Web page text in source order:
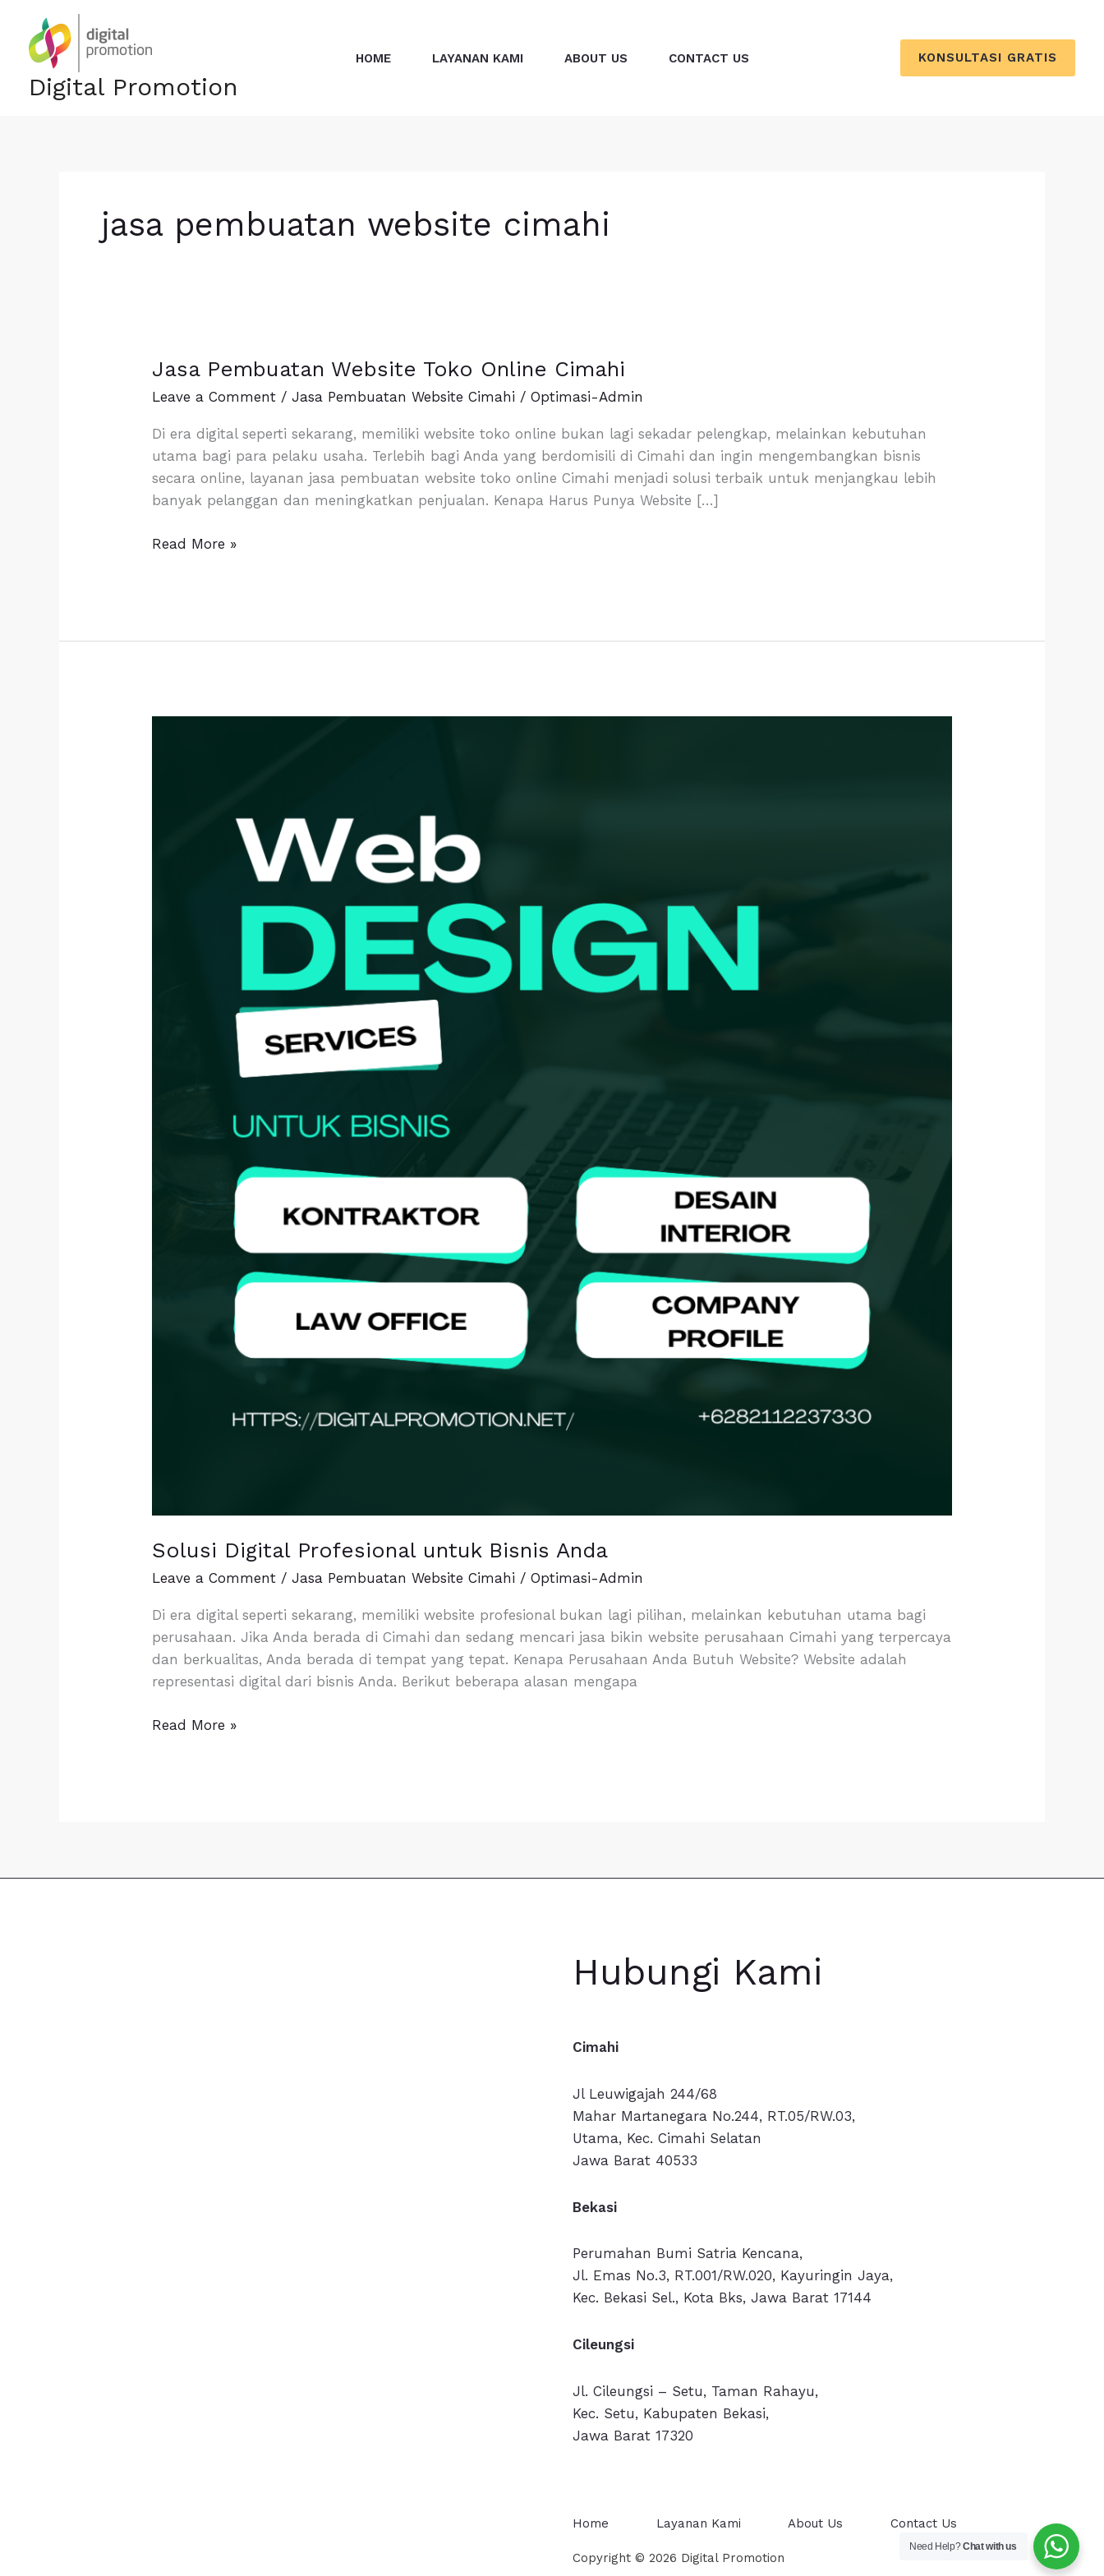
content
Digital Promotion
HOME LAYANAN KAMI ABOUT US CONTACT US KONSULTASI GRATIS
jasa pembuatan website cimahi
Jasa Pembuatan Website Toko Online Cimahi
Leave a Comment / Jasa Pembuatan Website Cimahi /Optimasi-Admin
Di era digital seperti sekarang, memiliki website toko online bukan lagi sekadar pelengkap, melainkan kebutuhan
utama bagi para pelaku usaha. Terlebih bagi Anda yang berdomisili di Cimahi dan ingin mengembangkan bisnis
secara online, layanan jasa pembuatan website toko online Cimahi menjadi solusi terbaik untuk menjangkau lebih
banyak pelanggan dan meningkatkan penjualan. Kenapa Harus Punya Website […]
Jasa
Toko
Online
Cimahi
Read More »
Solusi Digital Profesional untuk Bisnis Anda
Leave a Comment / Jasa Pembuatan Website Cimahi /Optimasi-Admin
Di era digital seperti sekarang, memiliki website profesional bukan lagi pilihan, melainkan kebutuhan utama bagi
perusahaan. Jika Anda berada di Cimahi dan sedang mencari jasa bikin website perusahaan Cimahi yang terpercaya
dan berkualitas, Anda berada di tempat yang tepat. Kenapa Perusahaan Anda Butuh Website? Website adalah
representasi digital dari bisnis Anda. Berikut beberapa alasan mengapa
Read More »
Hubungi Kami
Cimahi
Jl Leuwigajah 244/68
Mahar Martanegara No.244, RT.05/RW.03,
Utama, Kec. Cimahi Selatan
Jawa Barat 40533
Bekasi
Perumahan Bumi Satria Kencana,
Jl. Emas No.3, RT.001/RW.020, Kayuringin Jaya,
Kec. Bekasi Sel., Kota Bks, Jawa Barat 17144
Cileungsi
Jl. Cileungsi – Setu, Taman Rahayu,
Kec. Setu, Kabupaten Bekasi,
Jawa Barat 17320
Home Layanan Kami About Us Contact Us
Copyright © 2026 Digital Promotion
Need Help?Chat with us